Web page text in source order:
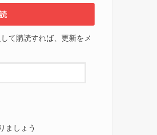
て購読すれば、更新をメ
ましょう